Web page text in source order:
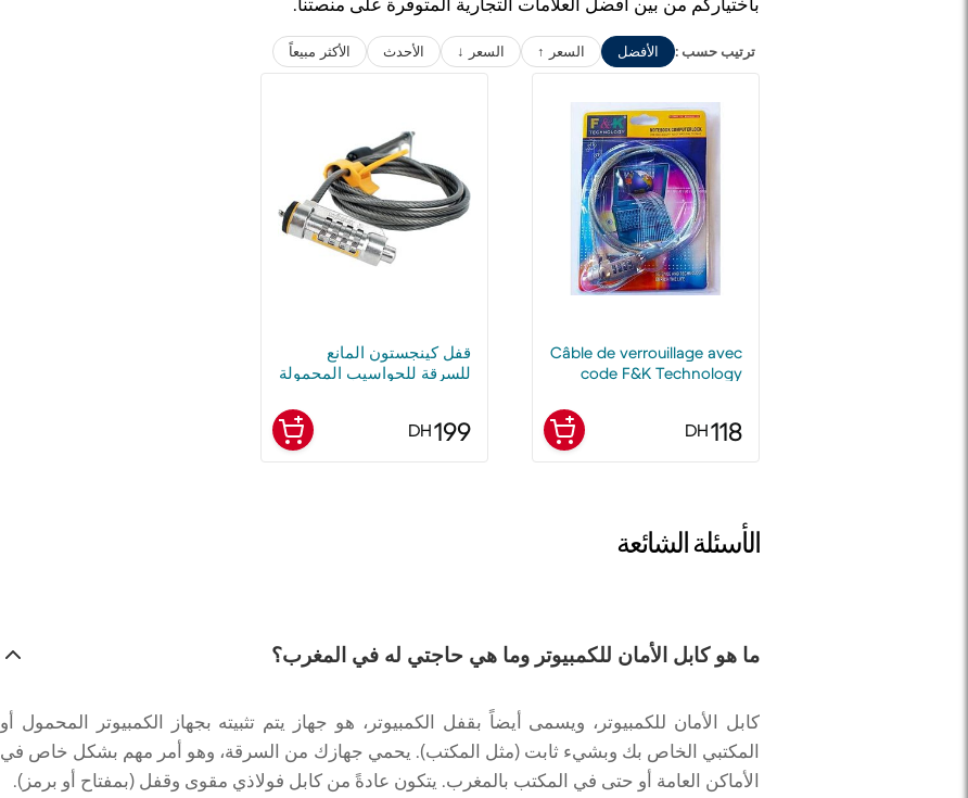
ترتيب حسب : الأفضل السعر ↑ السعر ↓ الأحدث الأكثر مبيعاً
Câble de verrouillage avec
code F&K Technology
118
DH
قفل كينجستون المانع
للسرقة للحواسيب المحمولة
199
DH
الأسئلة الشائعة
ما هو كابل الأمان للكمبيوتر وما هي حاجتي له في المغرب؟
كابل الأمان للكمبيوتر، ويسمى أيضاً بقفل الكمبيوتر، هو جهاز يتم تثبيته بجهاز الكمبيوتر المحمول أو
المكتبي الخاص بك وبشيء ثابت (مثل المكتب). يحمي جهازك من السرقة، وهو أمر مهم بشكل خاص في
الأماكن العامة أو حتى في المكتب بالمغرب. يتكون عادةً من كابل فولاذي مقوى وقفل (بمفتاح أو برمز).